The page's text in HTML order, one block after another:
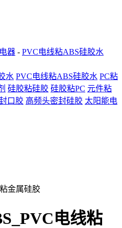
器 - PVC电线粘ABS硅胶水
水 PVC电线粘ABS硅胶水 PC粘
硅胶粘硅胶 硅胶粘PC 元件粘
口胶 高频头密封硅胶 太阳能电
电线粘